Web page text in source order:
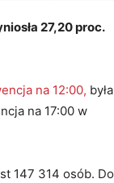
27,20 proc.
na 12:00, była
na 17:00 w
147 314 osób. Do